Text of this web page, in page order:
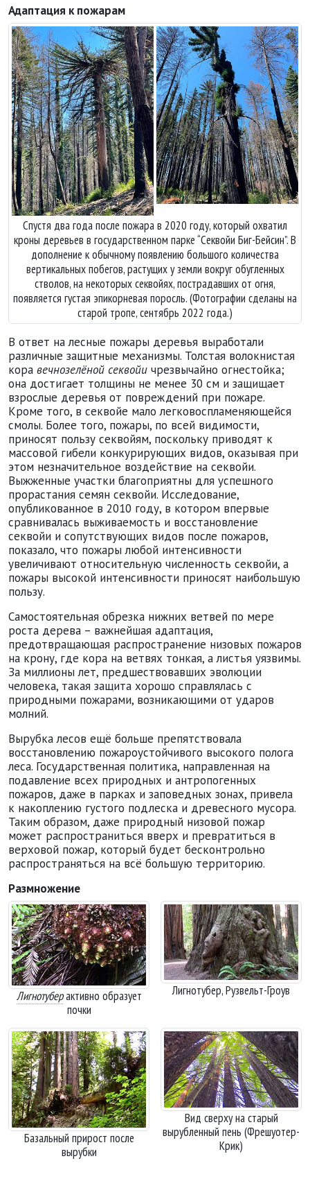
Адаптация к пожарам
Спустя два года после пожара в 2020 году, который охватил
Спустя два года после пожара в 2020 году, который охватил
кроны деревьев в государственном парке “Секвойи Биг-Бейсин”. В
дополнение к обычному появлению большого количества
вертикальных побегов, растущих у земли вокруг обугленных
стволов, на некоторых секвойях, пострадавших от огня,
появляется густая эпикорневая поросль. (Фотографии сделаны на
старой тропе, сентябрь 2022 года.)
В ответ на лесные пожары деревья выработали
различные защитные механизмы. Толстая волокнистая
кора вечнозелёной секвойи чрезвычайно огнестойка;
она достигает толщины не менее 30 см и защищает
взрослые деревья от повреждений при пожаре.
Кроме того, в секвойе мало легковоспламеняющейся
смолы. Более того, пожары, по всей видимости,
приносят пользу секвойям, поскольку приводят к
массовой гибели конкурирующих видов, оказывая при
этом незначительное воздействие на секвойи.
Выжженные участки благоприятны для успешного
прорастания семян секвойи. Исследование,
опубликованное в 2010 году, в котором впервые
сравнивалась выживаемость и восстановление
секвойи и сопутствующих видов после пожаров,
показало, что пожары любой интенсивности
увеличивают относительную численность секвойи, а
пожары высокой интенсивности приносят наибольшую
пользу.
Самостоятельная обрезка нижних ветвей по мере
роста дерева – важнейшая адаптация,
предотвращающая распространение низовых пожаров
на крону, где кора на ветвях тонкая, а листья уязвимы.
За миллионы лет, предшествовавших эволюции
человека, такая защита хорошо справлялась с
природными пожарами, возникающими от ударов
молний.
Вырубка лесов ещё больше препятствовала
восстановлению пожароустойчивого высокого полога
леса. Государственная политика, направленная на
подавление всех природных и антропогенных
пожаров, даже в парках и заповедных зонах, привела
к накоплению густого подлеска и древесного мусора.
Таким образом, даже природный низовой пожар
может распространиться вверх и превратиться в
верховой пожар, который будет бесконтрольно
распространяться на всё большую территорию.
Размножение
Лигнотуберактивно образует
почки
Лигнотубер, Рузвельт-Гроув
Базальный прирост после
вырубки
Вид сверху на старый
вырубленный пень (Фрешуотер-
Крик)